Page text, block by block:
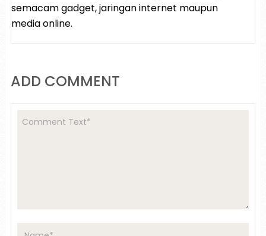
semacam gadget, jaringan internet maupun
media online.
ADD COMMENT